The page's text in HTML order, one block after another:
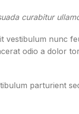
curabitur
nunc
odio a dolor
parturient